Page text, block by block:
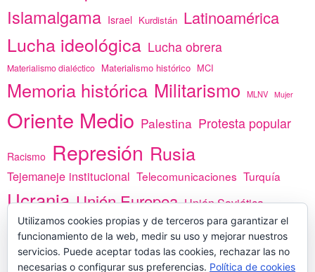
Islamalgama Israel Kurdistán Latinoamérica
Lucha ideológica Lucha obrera
Materialismo dialéctico Materialismo histórico MCI
Memoria histórica Militarismo MLNV Mujer
Oriente Medio Palestina Protesta popular
Racismo Represión Rusia
Tejemaneje institucional Telecomunicaciones Turquía
Ucrania Unión Europea Unión Soviética
vacunas Yemen África
PREGÚNTANOS
Utilizamos cookies propias y de terceros para garantizar el
funcionamiento de la web, medir su uso y mejorar nuestros
servicios. Puede aceptar todas las cookies, rechazar las no
necesarias o configurar sus preferencias. Política de cookies